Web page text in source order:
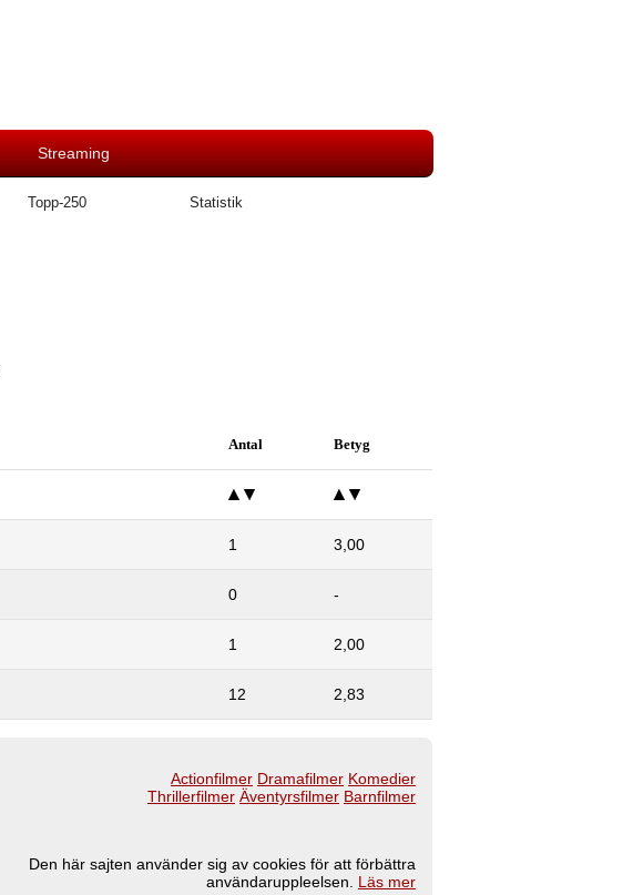
Streaming
Topp-250 Statistik
Antal Betyg
1 3,00
0 -
1 2,00
12 2,83
Actionfilmer Dramafilmer Komedier
Thrillerfilmer Äventyrsfilmer Barnfilmer
Den här sajten använder sig av cookies för att förbättra
användaruppleelsen. Läs mer